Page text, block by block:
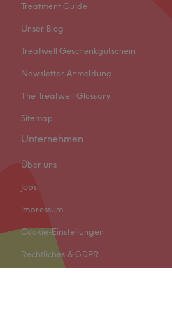
Treatment Guide
Unser Blog
Treatwell Geschenkgutschein
Newsletter Anmeldung
The Treatwell Glossary
Sitemap
Unternehmen
Über uns
Jobs
Impressum
Cookie-Einstellungen
Rechtliches & GDPR